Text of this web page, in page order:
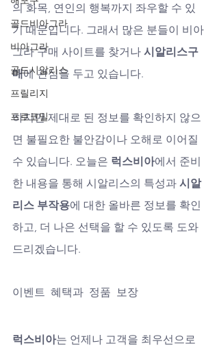
골드비아그라
비아그라
골드시알리스
프릴리지
프로코밀
의 화목, 연인의 행복까지 좌우할 수 있
기 때문입니다. 그래서 많은 분들이 비아
그라 구매 사이트를 찾거나 시알리스구
매에 관심을 두고 있습니다.
하지만 제대로 된 정보를 확인하지 않으
면 불필요한 불안감이나 오해로 이어질
수 있습니다. 오늘은 럭스비아에서 준비
한 내용을 통해 시알리스의 특성과 시알
리스 부작용에 대한 올바른 정보를 확인
하고, 더 나은 선택을 할 수 있도록 도와
드리겠습니다.
이벤트 혜택과 정품 보장
럭스비아는 언제나 고객을 최우선으로